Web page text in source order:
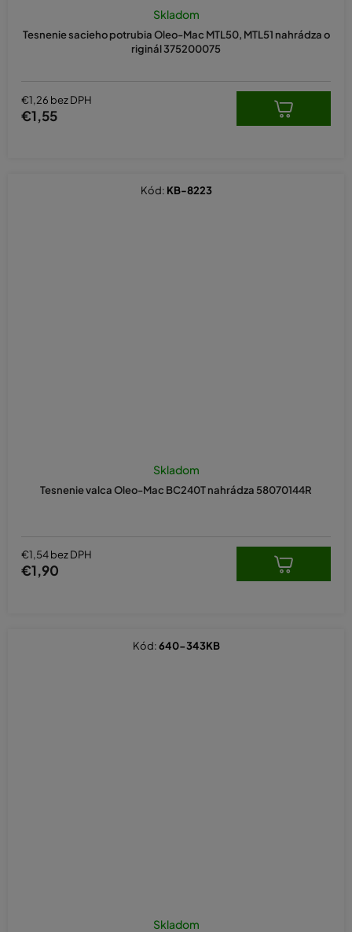
Tesnenie sacieho potrubia Oleo-Mac MTL50, MTL51 nahrádza o
riginál 375200075
Skladom
€1,26 bez DPH
€1,55
Tesnenie valca Oleo-Mac BC240T nahrádza 58070144R
Skladom
€1,54 bez DPH
€1,90
Kód: KB-8223
Skladom
Kód:640-343KB